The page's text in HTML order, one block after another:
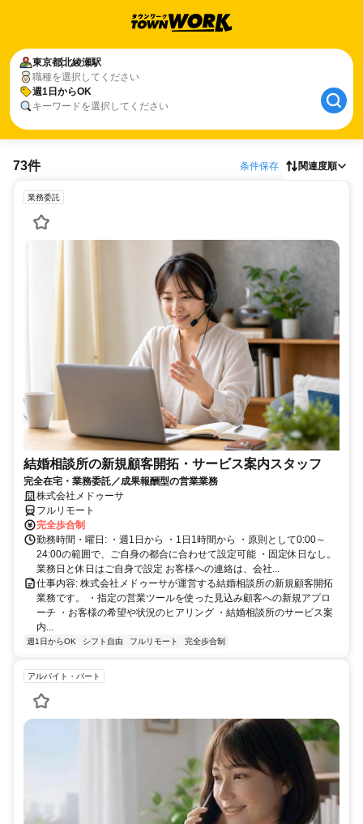
東京都北綾瀬駅
職種を選択してください
週1日からOK
キーワードを選択してください
73件 条件保存 関連度順
業務委託
結婚相談所の新規顧客開拓・サービス案内スタッフ
完全在宅・業務委託／成果報酬型の営業業務
株式会社メドゥーサ
フルリモート
完全歩合制
勤務時間・曜日: ・週1日から ・1日1時間から ・原則として0:00～
24:00の範囲で、ご自身の都合に合わせて設定可能 ・固定休日なし。
業務日と休日はご自身で設定 お客様への連絡は、会社...
仕事内容: 株式会社メドゥーサが運営する結婚相談所の新規顧客開拓
業務です。 ・指定の営業ツールを使った見込み顧客への新規アプロ
ーチ ・お客様の希望や状況のヒアリング ・結婚相談所のサービス案
内...
週1日からOK シフト自由 フルリモート 完全歩合制
アルバイト・パート